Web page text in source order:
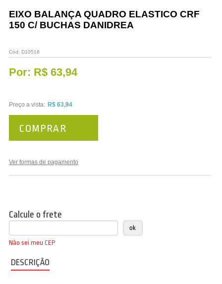
Promoções
EIXO BALANÇA QUADRO ELASTICO CRF
150 C/ BUCHAS DANIDREA
Cód: D10518
Por: R$ 63,94
Preço a vista: R$ 63,94
Ver formas de pagamento
COMPRAR
Calcule o frete
Não sei meu CEP
DESCRIÇÃO